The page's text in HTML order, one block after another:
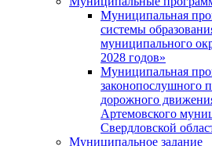
Муниципальная
системы
муниципального
2028 годов»
Муниципальная
законопослушного
дорожного
Артемовского
Свердловской
Муниципальное задание